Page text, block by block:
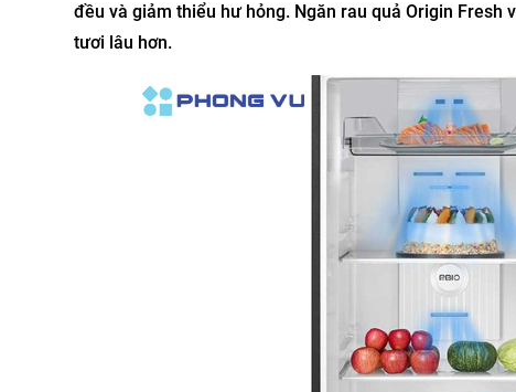
đều và giảm thiểu hư hỏng. Ngăn rau quả Origin Fresh
tươi lâu hơn.